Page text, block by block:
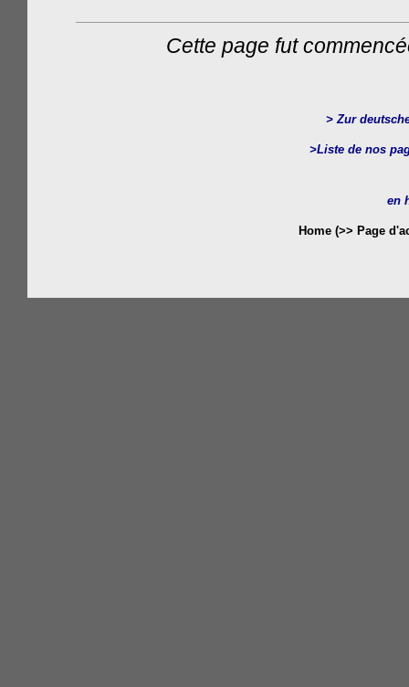
Cette page fut
>Zur
>Liste de nos
en
Home (>> Page